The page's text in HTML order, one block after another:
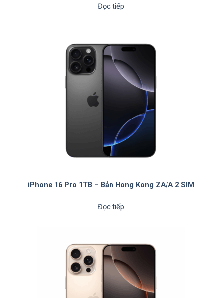
Đọc tiếp
iPhone 16 Pro 1TB – Bản Hong Kong ZA/A 2 SIM
Đọc tiếp